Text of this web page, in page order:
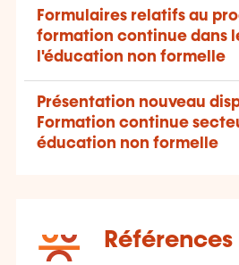
Formulaires relatifs au
formation continue dans
l'éducation non formelle
Présentation nouveau
Formation continue
éducation non formelle